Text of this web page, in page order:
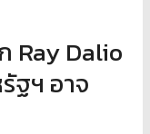
Ray Dalio
ฐฯ อาจ